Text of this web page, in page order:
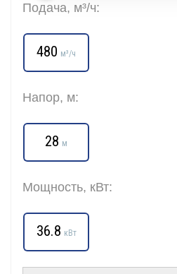
Подача, м³/ч:
480 м³/ч
Напор, м:
28 м
Мощность, кВт:
36.8 кВт